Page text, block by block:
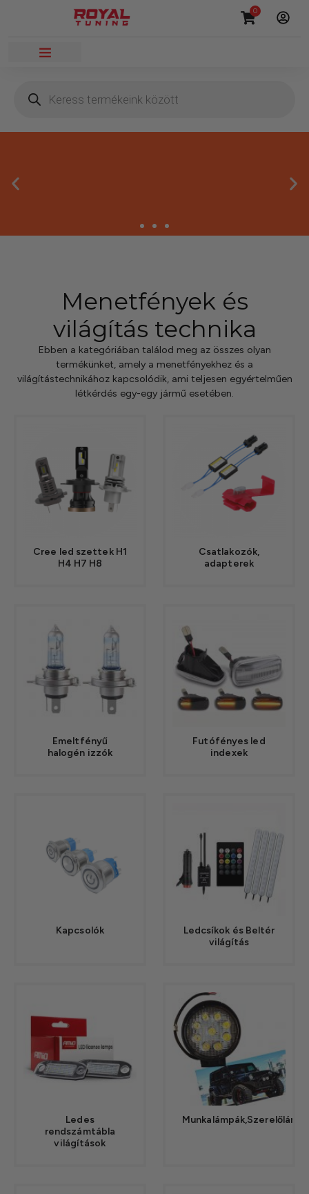
0
Gondosan válogatott termékek, amelyekben
garantáltan nem csalódsz!
Menetfények és
világítás technika
Ebben a kategóriában találod meg az összes olyan
termékünket, amely a menetfényekhez és a
világítástechnikához kapcsolódik, ami teljesen egyértelműen
létkérdés egy-egy jármű esetében.
Cree led szettek H1
H4 H7 H8
Csatlakozók,
adapterek
Emeltfényű
halogén izzók
Futófényes led
indexek
Kapcsolók
Ledcsíkok és Beltér
világítás
Ledes
rendszámtábla
világítások